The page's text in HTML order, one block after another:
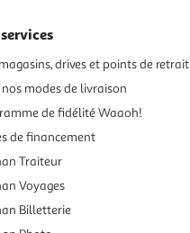
drives et points de retrait
nos modes de livraison
de fidélité Waaoh!
de financement
Traiteur
Voyages
Billetterie